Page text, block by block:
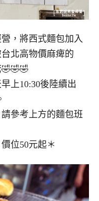
，將西式麵包加入
北高物價麻痺的
上10:30後陸續出
參考上方的麵包班
位50元起＊